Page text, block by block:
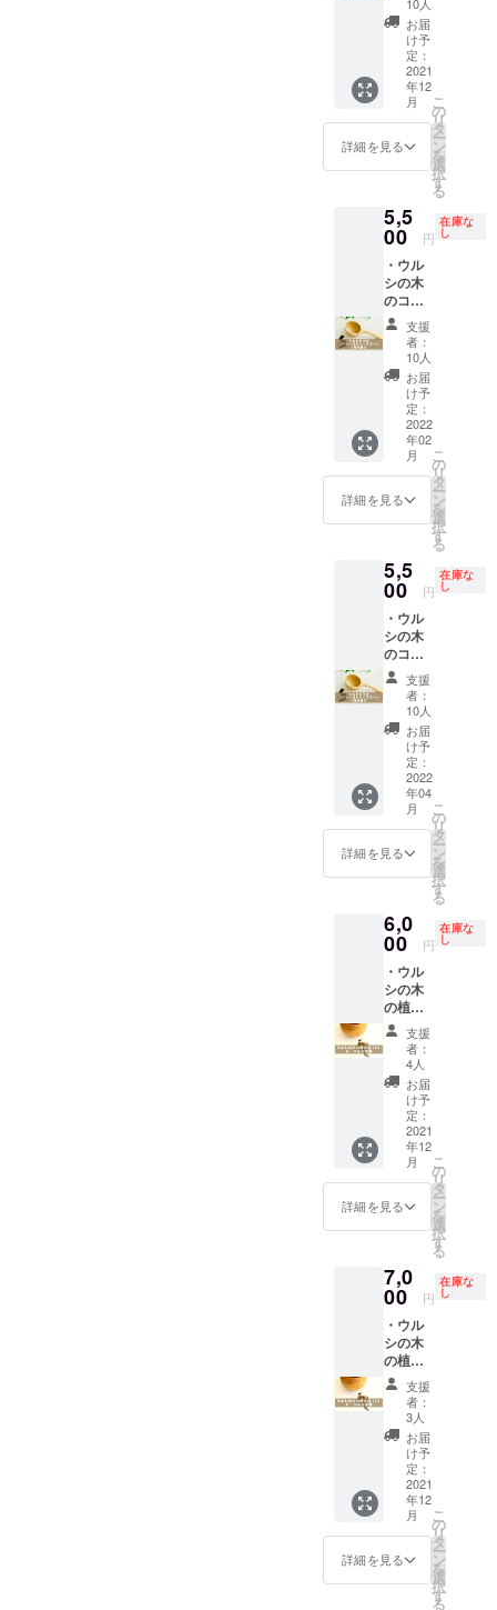
りしま
す。 ・
お礼の
メール
・進捗
報告
メール
（2021
年12月
～2022
月2回程
度） ・
2022年
2月オン
ライン
ミー
ティン
グご招
待
（ご希
望者の
み）
す。お
持ちで
ない方
はホー
ムセン
ターな
どで購
間ま
す。仕
細かい
形状出
しに使
うサン
ドペー
パーは3
種類同
封しま
す。刃
物を使
うとき
は手袋
や軍手
をお使
いくだ
さい。
自分で
作った
コー
ジャー
スプー
ンは使
うほど
愛着が
湧いて
くるこ
と間違
いな
し！ぜ
ひ楽し
んで製
作して
くださ
い。 全
ての支
援者様
に以下
もお送
す。 ・
お礼の
メール
・進捗
報告
メール
（2021
年12月
～2022
年4月
月2回程
度） ・
2022年
2月オン
ライン
ミー
ティン
グご招
待
望者の
み）
の色が
変わり
ます。
落ち着
いた優
しい黄
ウバン
媒染）
（鉄媒
染）の
いずれ
かをお
選びく
ださ
い。 全
ての支
援者様
に以下
もお送
りしま
す。 ・
お礼の
メール
報告
メール
年12月
～2022
年4月
月2回程
度） ・
2022年
2月開催
オンラ
イン交
流会ご
招待
（希望
者の
み）
覧くだ
さい。
また、
ご購入
の方が
見られ
る染め
画も用
意しま
らもご
活用く
ださ
い。な
お、豆
乳
（綿・
麻生地
用）、
ゴム手
袋、
鍋、ボ
ウル
は、ご
自身で
をお願
いしま
リーフ
レット
をご覧
くださ
い。 全
ての支
援者様
に以下
もお送
りしま
す。 ・
お礼の
メール
・進捗
報告
（2021
年12月
年4月
月2回程
度） ・
2022年
2月オン
ライン
交流会
ご招
待
（ご希
望者の
み）
はノビ
ルやマ
スター
ドグ
リーン
など
色々な
山菜や
野草も
しいで
す。 な
支援金
のうち
1000円
は「縄
文うる
しパー
ク」の
作業用
井戸掘
削費用
に活用
させて
きま
す。
月23日
（土）
4月25
日
（月）
いず
れかに
参加。
現地
集合・
現地解
散。詳
細の会
場住所
は支援
にご連
絡しま
の交通
費は各
自でご
負担く
ださ
い。
なお天
候やウ
ルシの
生育具
合等々
の状況
によ
り、日
程や内
更にな
る可能
りま
す。ど
うして
も中止
せざる
を得な
い状況
になっ
た場合
は「漆
の木を
植える
（※）」
をお送
りしま
す。念
のた
め、ご
UPのコ
ツを書
いた
リーフ
レット
を同封
しま
す。 ウ
してい
く活動
にぜひ
ご参加
くださ
い。芽
が出て
大きく
なっ
て、植
え替え
るとこ
ろが無
い場合
は、産
地に植
樹をし
援者様
に以下
りしま
す。 ・
お礼の
メール
・進捗
報告
メール
（2021
年12月
～2022
年4月）
・2022
年2月開
催予定
オンラ
招待
個 計4
個セッ
ト ウ
ルシ染
め和紙
糸付き
各サイ
ズ（手
仕事の
ため凡
す）
最大
径：10
セン
チ 厚
さ：5ミ
リ こ
のプロ
ジェク
トで誕
生した
プロダ
クト。
漆の研
究をし
ている
埼玉の
てくれ
まし
た！ ウ
ルシの
木の特
製であ
る軽さ
と優し
い黄色
を活か
したナ
チュラ
ルな
オーナ
メン
ト。ク
リスマ
ろん、
ふだん
テーブ
ルなど
に飾る
だけで
もかわ
いいの
です
が… な
んと！
ブラッ
クライ
トで光
す。こ
の楽し
したの
はプロ
ジェク
トメン
バーの
川崎宏
さん。
繊細な
デザイ
ンの
レー
ザー
カット
は、福
祉作業
担当し
てくれ
お届
け予
定：
2021
年12
月
詳細を見る
こ
の
リ
タ
ー
ン
を
選
択
す
る
5,5
00 円
在庫な
し
・ウル
シの木
のコー
ヒーメ
ジャー
スプー
ン （送
料込
み）
サイズ
（手仕
事のた
め凡そ
で
す）
外
4.7 長
さ
12.3
高さ2.6
センチ
容
量：
コー
ヒー粉
すりき
り1杯
約10ｇ
素
材 ：
天然木
（ウル
シノ
作 ：
川崎宏
（工芸
作家、
「縄文
うるし
パー
ク」メ
バー）
このプ
ロジェ
クトで
試行錯
誤して
誕生し
たプロ
木の柔
らかさ
した、
持ち手
の優し
いカー
ブが特
徴の
コー
ヒーメ
ジャー
スプー
ンで
す。持
丸み
も、ス
支援
者：
10人
お届
け予
定：
2022
年02
月
詳細を見る
こ
の
リ
タ
ー
ン
を
選
択
す
る
5,5
00 円
在庫な
し
・ウル
シの木
のコー
ヒーメ
ジャー
スプー
ン （送
料込
み）
サイズ
（手仕
事のた
め凡そ
で
す）
外
4.7 長
さ
12.3
高さ2.6
センチ
容
量：
コー
ヒー粉
すりき
り1杯
約10ｇ
製
作 ：
川崎宏
（工芸
作家、
ク」メ
ン
バー）
このプ
ロジェ
クトで
試行錯
誤して
誕生し
たプロ
ダク
ト。ウ
ルシの
木の柔
らかさ
を活か
した、
支援
者：
10人
お届
け予
定：
2022
年04
月
詳細を見る
こ
の
リ
タ
ー
ン
を
選
択
す
る
6,0
00 円
在庫な
し
・ウル
シの木
の植木
鉢（S）
（送料
込み）
サイ
ズ（手
仕事の
ため凡
そで
す）
外
寸 ：
径10.5
x 高さ
チ 内
寸：径
7.0 x 深
さ 6.2セ
ンチ
作り
手：奥
久慈漆
生産組
合 素
材 ：
ウルシ
ノキ
装 ：
蜜蝋仕
上げ ウ
支援
者：
4人
お届
け予
定：
2021
年12
月
詳細を見る
こ
の
リ
タ
ー
ン
を
選
択
す
る
7,0
00 円
在庫な
し
・ウル
シの木
の植木
鉢（L）
（送料
込み）
サイ
ズ（手
仕事の
ため凡
そで
す）
外寸：
径12.5
x 高さ
9.5 セン
支援
者：
3人
お届
け予
定：
2021
年12
月
詳細を見る
こ
の
リ
タ
ー
ン
を
選
択
す
る